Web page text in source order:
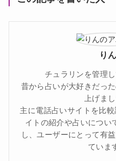
りん
チュラリンを管理
昔から占いが大好きだっ
上げまし
主に電話占いサイトを比
イトの紹介や占いについ
し、ユーザーにとって有
ていま